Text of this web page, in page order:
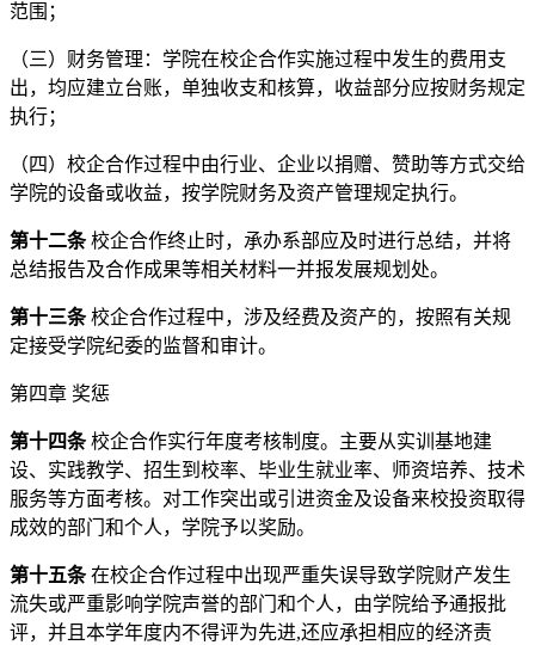
范围；
（三）财务管理：学院在校企合作实施过程中发生的费用支
出，均应建立台账，单独收支和核算，收益部分应按财务规定
执行；
（四）校企合作过程中由行业、企业以捐赠、赞助等方式交给
学院的设备或收益，按学院财务及资产管理规定执行。
第十二条校企合作终止时，承办系部应及时进行总结，并将
总结报告及合作成果等相关材料一并报发展规划处。
第十三条校企合作过程中，涉及经费及资产的，按照有关规
定接受学院纪委的监督和审计。
第四章 奖惩
第十四条校企合作实行年度考核制度。主要从实训基地建
设、实践教学、招生到校率、毕业生就业率、师资培养、技术
服务等方面考核。对工作突出或引进资金及设备来校投资取得
成效的部门和个人，学院予以奖励。
第十五条在校企合作过程中出现严重失误导致学院财产发生
流失或严重影响学院声誉的部门和个人，由学院给予通报批
评，并且本学年度内不得评为先进,还应承担相应的经济责